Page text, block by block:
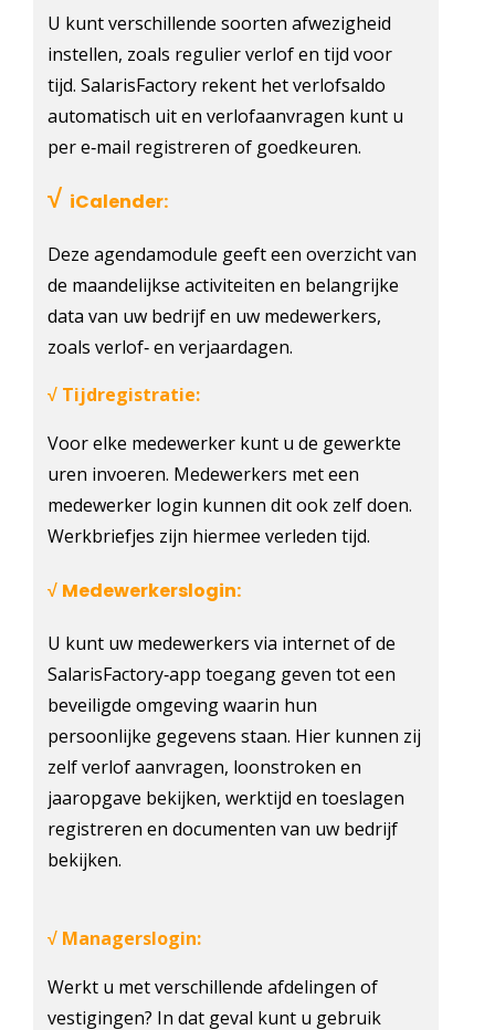
U kunt verschillende soorten afwezigheid
instellen, zoals regulier verlof en tijd voor
tijd. SalarisFactory rekent het verlofsaldo
automatisch uit en verlofaanvragen kunt u
per e‐mail registreren of goedkeuren.
√ iCalender:
Deze agendamodule geeft een overzicht van
de maandelijkse activiteiten en belangrijke
data van uw bedrijf en uw medewerkers,
zoals verlof‐ en verjaardagen.
√ Tijdregistratie:
Voor elke medewerker kunt u de gewerkte
uren invoeren. Medewerkers met een
medewerker login kunnen dit ook zelf doen.
Werkbriefjes zijn hiermee verleden tijd.
√ Medewerkerslogin:
U kunt uw medewerkers via internet of de
SalarisFactory‐app toegang geven tot een
beveiligde omgeving waarin hun
persoonlijke gegevens staan. Hier kunnen zij
zelf verlof aanvragen, loonstroken en
jaaropgave bekijken, werktijd en toeslagen
registreren en documenten van uw bedrijf
bekijken.
√ Managerslogin:
Werkt u met verschillende afdelingen of
vestigingen? In dat geval kunt u gebruik